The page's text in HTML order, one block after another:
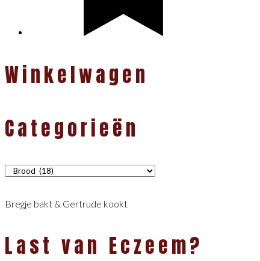
Winkelwagen
Categorieën
Categorieën
Bregje bakt & Gertrude kookt
Last van Eczeem?